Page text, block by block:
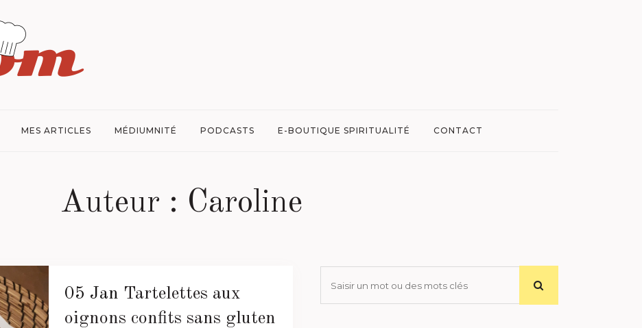
MES ARTICLES MÉDIUMNITÉ PODCASTS E-BOUTIQUE SPIRITUALITÉ CONTACT
Auteur : Caroline
05 Jan Tartelettes aux
oignons confits sans gluten